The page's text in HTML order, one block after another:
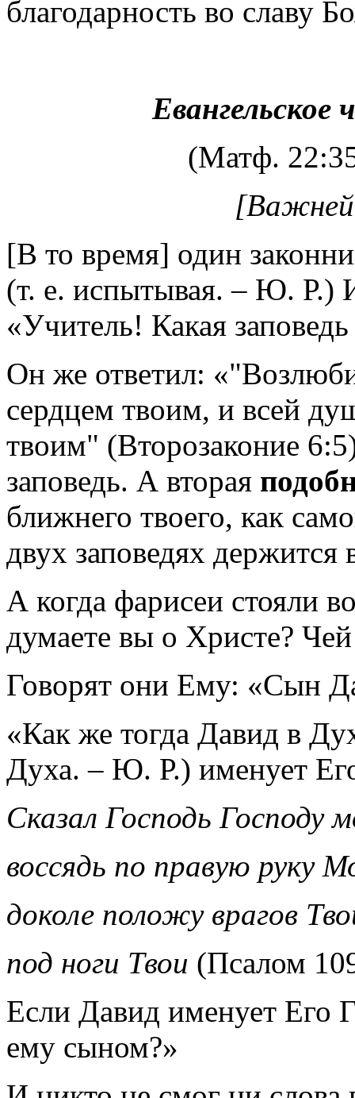
благодарность во славу
Евангельское
(Матф.
[В то время] один
(т. е. испытывая. – Ю. Р.)
«Учитель! Какая
Он же ответил:
сердцем твоим, и всей
твоим" (Второзаконие
заповедь. А вторая
ближнего твоего, как
двух заповедях
А когда фарисеи стояли
думаете вы о Христе?
Говорят они Ему: «Сын
«Как же тогда Давид в
Духа. – Ю. Р.) именует
Сказал Господь Господу
воссядь по правую руку
доколе положу врагов
под ноги Твои (Псалом
Если Давид именует Его
ему сыном?»